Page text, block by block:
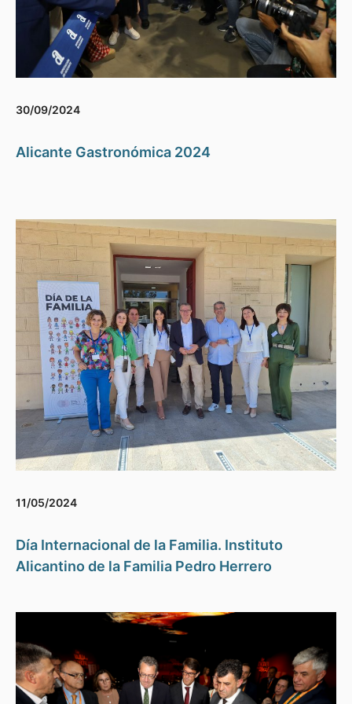
30/09/2024
Alicante Gastronómica 2024
11/05/2024
Día Internacional de la Familia. Instituto
Alicantino de la Familia Pedro Herrero